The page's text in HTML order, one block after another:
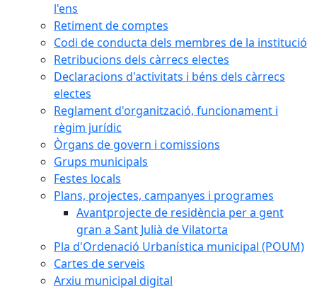
l'ens
Retiment de comptes
Codi de conducta dels membres de la institució
Retribucions dels càrrecs electes
Declaracions d'activitats i béns dels càrrecs
electes
Reglament d'organització, funcionament i
règim jurídic
Òrgans de govern i comissions
Grups municipals
Festes locals
Plans, projectes, campanyes i programes
Avantprojecte de residència per a gent
gran a Sant Julià de Vilatorta
Pla d'Ordenació Urbanística municipal (POUM)
Cartes de serveis
Arxiu municipal digital